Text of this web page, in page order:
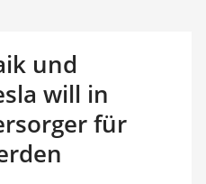
und
will in
für